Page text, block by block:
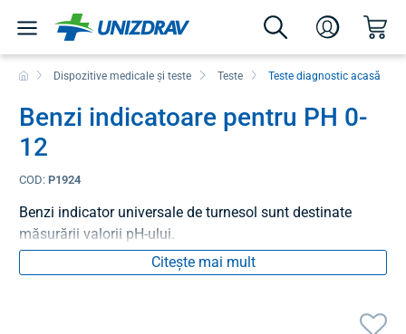
Dispozitive medicale și teste Teste Teste diagnostic acasă
Benzi indicatoare pentru PH 0-
12
COD: P1924
Benzi indicator universale de turnesol sunt destinate
măsurării valorii pH-ului.
Citește mai mult